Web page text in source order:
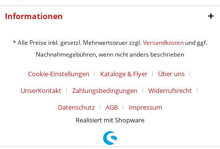
Informationen
* Alle Preise inkl. gesetzl. Mehrwertsteuer zzgl.Versandkosten und ggf.
Nachnahmegebühren, wenn nicht anders beschrieben
Cookie-Einstellungen Kataloge & Flyer
Über uns
UnserKontakt
Zahlungsbedingungen
Widerrufsrecht
Datenschutz
AGB
Impressum
Realisiert mit Shopware